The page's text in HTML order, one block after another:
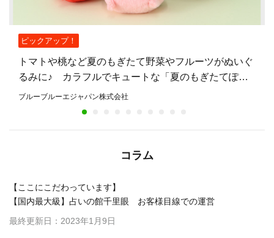
ピックアップ！
トマトや桃など夏のもぎたて野菜やフルーツがぬいぐ
るみに♪ カラフルでキュートな「夏のもぎたてぽち
ゃ」シリーズが新登場！ 雑貨店・ブルーブルーエで
8月5日販売開始
ブルーブルーエジャパン株式会社
コラム
【ここにこだわっています】
【国内最大級】占いの館千里眼 お客様目線での運営
最終更新日：2023年1月9日